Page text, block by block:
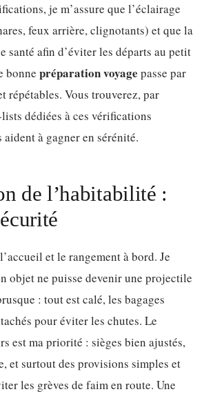
je m’assure que l’éclairage
feux arrière, clignotants) et que la
santé afin d’éviter les départs au petit
bonne préparation voyage passe par
répétables. Vous trouverez, par
dédiées à ces vérifications
à gagner en sérénité.
de l’habitabilité :
et le rangement à bord. Je
objet ne puisse devenir une projectile
: tout est calé, les bagages
pour éviter les chutes. Le
est ma priorité : sièges bien ajustés,
et surtout des provisions simples et
les grèves de faim en route. Une